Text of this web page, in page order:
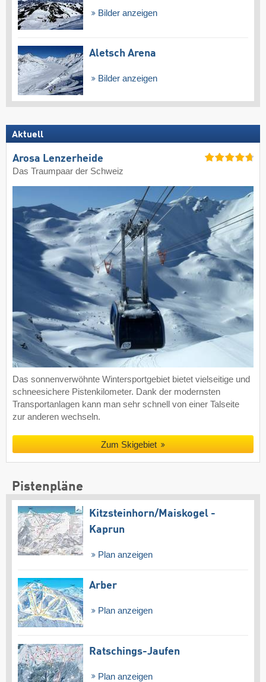
Bilder anzeigen
Aletsch Arena
Bilder anzeigen
Aktuell
Arosa Lenzerheide
Das Traumpaar der Schweiz
Das sonnenverwöhnte Wintersportgebiet bietet vielseitige und
schneesichere Pistenkilometer. Dank der modernsten
Transportanlagen kann man sehr schnell von einer Talseite
zur anderen wechseln.
Zum Skigebiet
Pistenpläne
Kitzsteinhorn/​Maiskogel -
Kaprun
Plan anzeigen
Arber
Plan anzeigen
Ratschings-Jaufen
Plan anzeigen